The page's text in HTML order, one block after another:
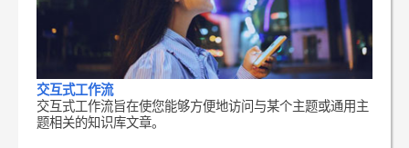
交互式工作流
交互式工作流旨在使您能够方便地访问与某个主题或通用主
题相关的知识库文章。